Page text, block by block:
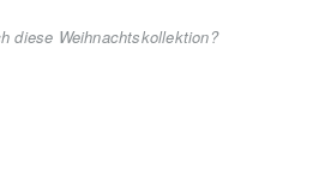
diese Weihnachtskollektion?